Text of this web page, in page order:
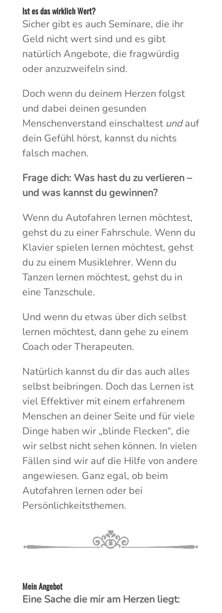
Ist es das wirklich Wert?
Sicher gibt es auch Seminare, die ihr
Geld nicht wert sind und es gibt
natürlich Angebote, die fragwürdig
oder anzuzweifeln sind.
Doch wenn du deinem Herzen folgst
und dabei deinen gesunden
Menschenverstand einschaltest undauf
dein Gefühl hörst, kannst du nichts
falsch machen.
Frage dich: Was hast du zu verlieren –
und was kannst du gewinnen?
Wenn du Autofahren lernen möchtest,
gehst du zu einer Fahrschule. Wenn du
Klavier spielen lernen möchtest, gehst
du zu einem Musiklehrer. Wenn du
Tanzen lernen möchtest, gehst du in
eine Tanzschule.
Und wenn du etwas über dich selbst
lernen möchtest, dann gehe zu einem
Coach oder Therapeuten.
Natürlich kannst du dir das auch alles
selbst beibringen. Doch das Lernen ist
viel Effektiver mit einem erfahrenem
Menschen an deiner Seite und für viele
Dinge haben wir „blinde Flecken“, die
wir selbst nicht sehen können. In vielen
Fällen sind wir auf die Hilfe von andere
angewiesen. Ganz egal, ob beim
Autofahren lernen oder bei
Persönlichkeitsthemen.
Mein Angebot
Eine Sache die mir am Herzen liegt: